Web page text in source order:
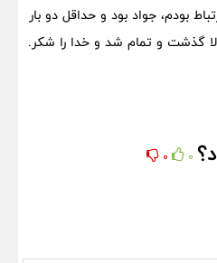
بودم، جواد بود و حداقل دو بار
گذشت و تمام شد و خدا را شکر.
0
0